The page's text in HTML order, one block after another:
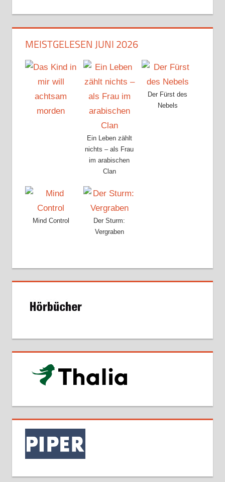
MEISTGELESEN JUNI 2026
Ein Leben zählt
nichts – als Frau
im arabischen
Clan
Der Fürst des
Nebels
Mind Control
Der Sturm:
Vergraben